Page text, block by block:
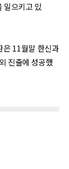
일으키고 있
은 11월말 한신과
진출에 성공했